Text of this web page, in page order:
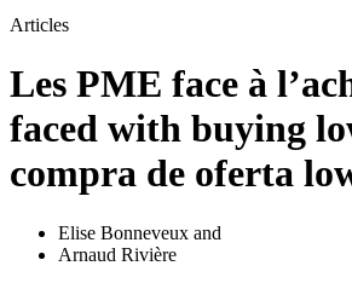
Articles
Les PME face à
faced with buying
compra de oferta
Elise Bonneveux and
Arnaud Rivière